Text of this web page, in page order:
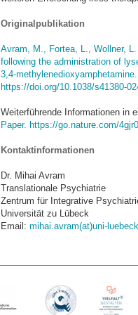
Originalpublikation
Avram, M., Fortea, L., Wollner,
following the administration of
3,4-
https://doi.org/10.1038/s41380-
Weiterführende Informationen in
Paper. https://go.nature.com/
Kontaktinformationen
Dr. Mihai Avram
Translationale Psychiatrie
Zentrum für Integrative
Universität zu Lübeck
Email: mihai.avram(at)uni-